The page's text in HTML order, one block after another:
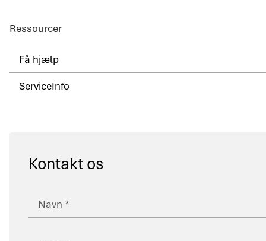
Ressourcer
Få hjælp
ServiceInfo
Kontakt os